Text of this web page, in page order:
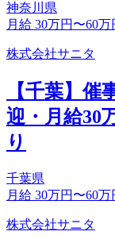
神奈川県
月給 30万円〜60
株式会社サニタ
【千葉】
迎・月給30
り
千葉県
月給 30万円〜60
株式会社サニタ